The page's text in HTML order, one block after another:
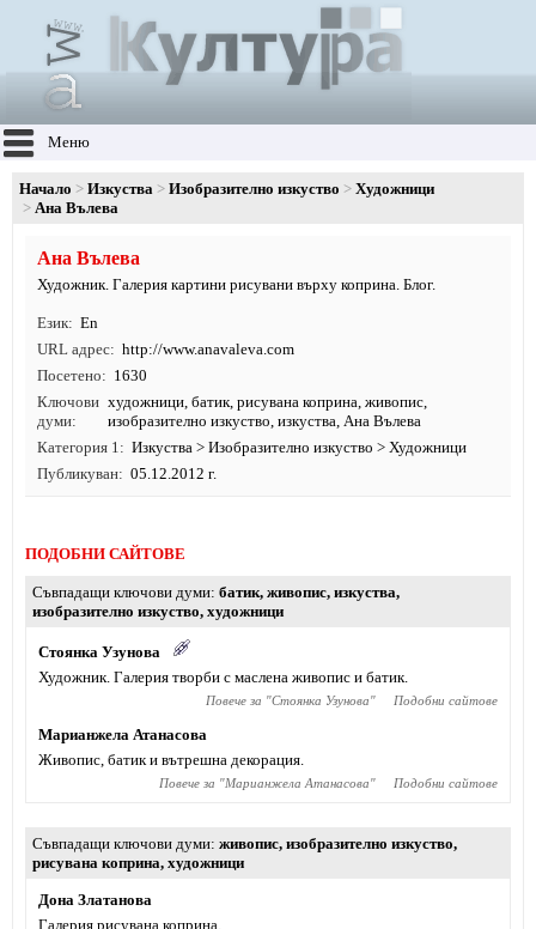
Меню
Начало Изкуства Изобразително изкуство
Художници
Ана Вълева
Ана Вълева
Художник. Галерия картини рисувани върху коприна. Блог.
Език
En
URL адрес
http://www.anavaleva.com
Посетено
1630
Ключови
думи
художници,батик,рисувана коприна,живопис,
изобразително изкуство,изкуства, Ана Вълева
Категория 1
Изкуства > Изобразително изкуство > Художници
Публикуван
05.12.2012 г.
ПОДОБНИ САЙТОВЕ
Съвпадащи ключови думи батик, живопис, изкуства,
изобразително изкуство, художници
Стоянка Узунова
Художник. Галерия творби с маслена живопис и батик.
Повече за "Стоянка Узунова" Подобни сайтове
Марианжела Атанасова
Живопис, батик и вътрешна декорация.
Повече за "Марианжела Атанасова" Подобни сайтове
Съвпадащи ключови думи живопис, изобразително изкуство,
рисувана коприна, художници
Дона Златанова
Галерия рисувана коприна.